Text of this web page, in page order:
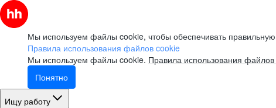
Мы используем файлы cookie, чтобы обеспечивать
Правила использования файлов cookie
Мы используем файлы cookie. Правила использования
Понятно
Ищу работу